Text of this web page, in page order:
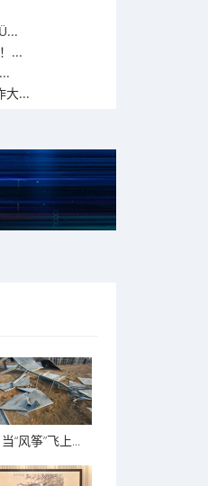
...
大...
当“风筝”飞上...